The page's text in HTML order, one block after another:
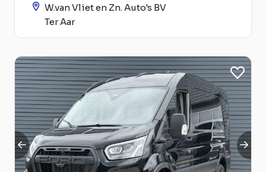
W.van Vliet en Zn. Auto's BV
Ter Aar